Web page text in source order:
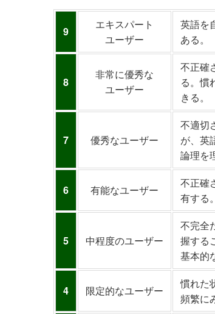
9
エキスパート
ユーザー
英語を
ある。
8
非常に優秀な
ユーザー
不正確
る。慣
きる。
7 優秀なユーザー
不適切
が、英
論理を
6 有能なユーザー
不正確
有する
5 中程度のユーザー
不完全
握する
基本的
4 限定的なユーザー
慣れた
頻繁に